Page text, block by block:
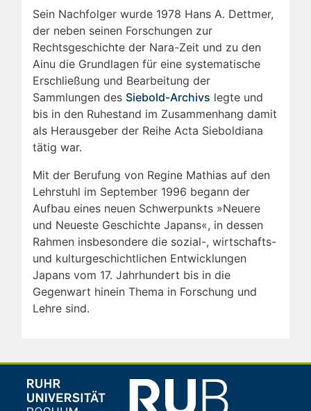
Sein Nachfolger wurde 1978 Hans A. Dettmer,
der neben seinen Forschungen zur
Rechtsgeschichte der Nara-Zeit und zu den
Ainu die Grundlagen für eine systematische
Erschließung und Bearbeitung der
Sammlungen des Siebold-Archivs legte und
bis in den Ruhestand im Zusammenhang damit
als Herausgeber der Reihe Acta Sieboldiana
tätig war.
Mit der Berufung von Regine Mathias auf den
Lehrstuhl im September 1996 begann der
Aufbau eines neuen Schwerpunkts »Neuere
und Neueste Geschichte Japans«, in dessen
Rahmen insbesondere die sozial-, wirtschafts-
und kulturgeschichtlichen Entwicklungen
Japans vom 17. Jahrhundert bis in die
Gegenwart hinein Thema in Forschung und
Lehre sind.